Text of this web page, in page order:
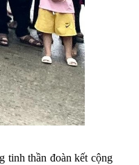
tinh thần đoàn kết cộng